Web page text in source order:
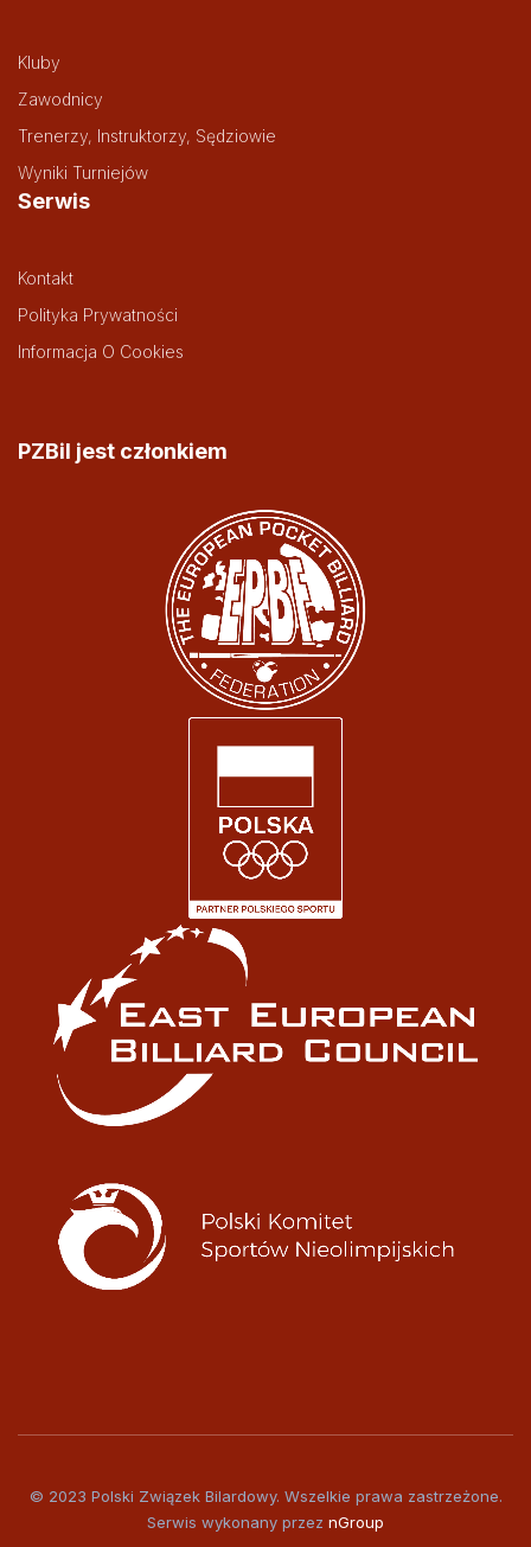
Kluby
Zawodnicy
Trenerzy, Instruktorzy, Sędziowie
Wyniki Turniejów
Serwis
Kontakt
Polityka Prywatności
Informacja O Cookies
PZBil jest członkiem
© 2023 Polski Związek Bilardowy. Wszelkie prawa zastrzeżone.
Serwis wykonany przez nGroup